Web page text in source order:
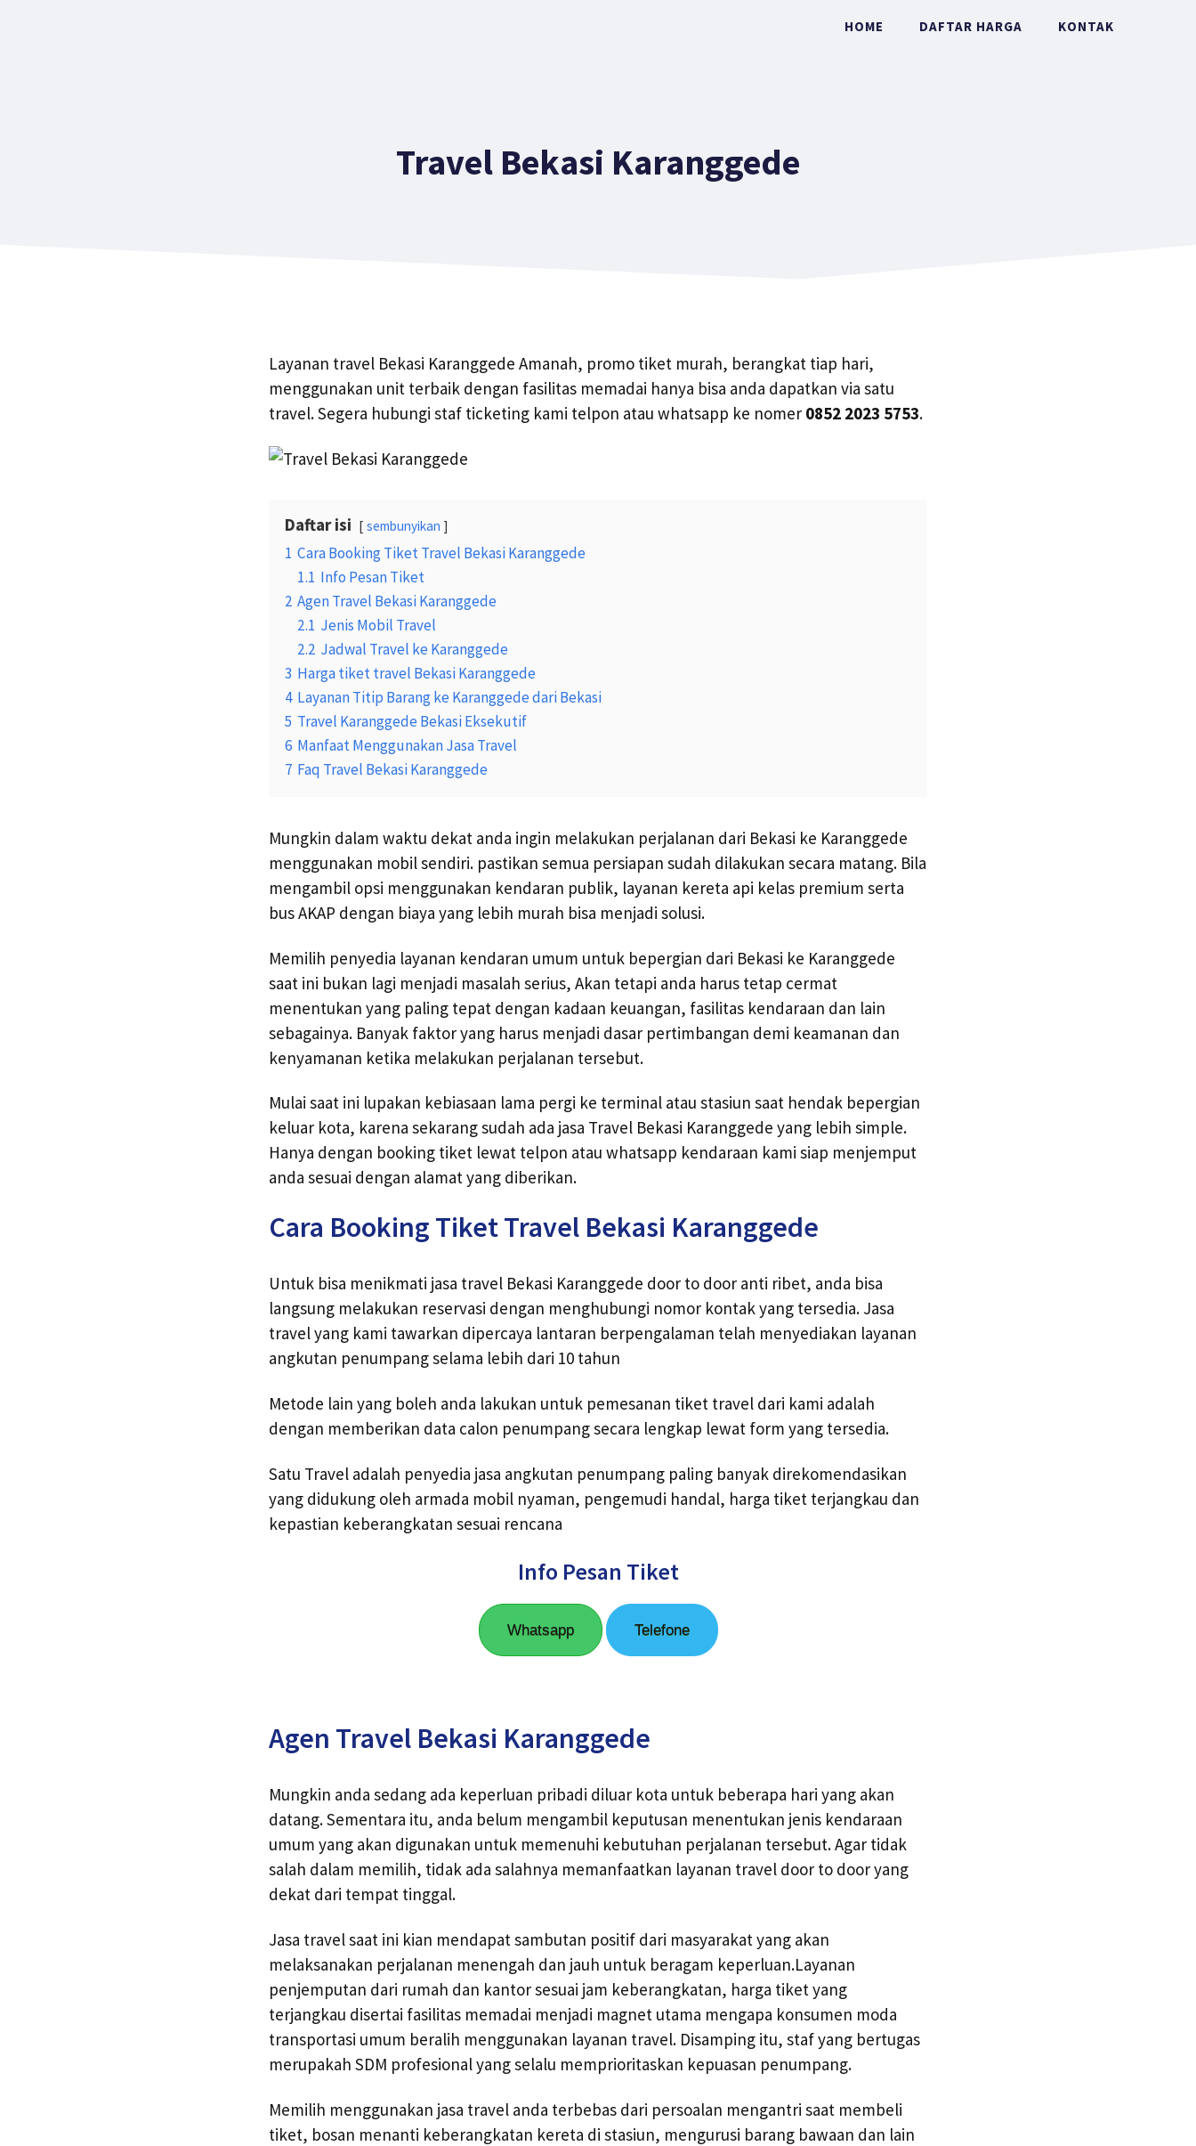
HOME DAFTAR HARGA KONTAK
Travel Bekasi Karanggede
Layanan travel Bekasi Karanggede Amanah, promo tiket murah, berangkat tiap hari,
menggunakan unit terbaik dengan fasilitas memadai hanya bisa anda dapatkan via satu
travel. Segera hubungi staf ticketing kami telpon atau whatsapp ke nomer 0852 2023 5753.
Daftar isi sembunyikan
1 Cara Booking Tiket Travel Bekasi Karanggede
1.1 Info Pesan Tiket
2 Agen Travel Bekasi Karanggede
2.1 Jenis Mobil Travel
2.2 Jadwal Travel ke Karanggede
3 Harga tiket travel Bekasi Karanggede
4 Layanan Titip Barang ke Karanggede dari Bekasi
5 Travel Karanggede Bekasi Eksekutif
6 Manfaat Menggunakan Jasa Travel
7 Faq Travel Bekasi Karanggede
Mungkin dalam waktu dekat anda ingin melakukan perjalanan dari Bekasi ke Karanggede
menggunakan mobil sendiri. pastikan semua persiapan sudah dilakukan secara matang. Bila
mengambil opsi menggunakan kendaran publik, layanan kereta api kelas premium serta
bus AKAP dengan biaya yang lebih murah bisa menjadi solusi.
Memilih penyedia layanan kendaran umum untuk bepergian dari Bekasi ke Karanggede
saat ini bukan lagi menjadi masalah serius, Akan tetapi anda harus tetap cermat
menentukan yang paling tepat dengan kadaan keuangan, fasilitas kendaraan dan lain
sebagainya. Banyak faktor yang harus menjadi dasar pertimbangan demi keamanan dan
kenyamanan ketika melakukan perjalanan tersebut.
Mulai saat ini lupakan kebiasaan lama pergi ke terminal atau stasiun saat hendak bepergian
keluar kota, karena sekarang sudah ada jasa Travel Bekasi Karanggede yang lebih simple.
Hanya dengan booking tiket lewat telpon atau whatsapp kendaraan kami siap menjemput
anda sesuai dengan alamat yang diberikan.
Cara Booking Tiket Travel Bekasi Karanggede
Untuk bisa menikmati jasa travel Bekasi Karanggede door to door anti ribet, anda bisa
langsung melakukan reservasi dengan menghubungi nomor kontak yang tersedia. Jasa
travel yang kami tawarkan dipercaya lantaran berpengalaman telah menyediakan layanan
angkutan penumpang selama lebih dari 10 tahun
Metode lain yang boleh anda lakukan untuk pemesanan tiket travel dari kami adalah
dengan memberikan data calon penumpang secara lengkap lewat form yang tersedia.
Satu Travel adalah penyedia jasa angkutan penumpang paling banyak direkomendasikan
yang didukung oleh armada mobil nyaman, pengemudi handal, harga tiket terjangkau dan
kepastian keberangkatan sesuai rencana
Info Pesan Tiket
Whatsapp Telefone
Agen Travel Bekasi Karanggede
Mungkin anda sedang ada keperluan pribadi diluar kota untuk beberapa hari yang akan
datang. Sementara itu, anda belum mengambil keputusan menentukan jenis kendaraan
umum yang akan digunakan untuk memenuhi kebutuhan perjalanan tersebut. Agar tidak
salah dalam memilih, tidak ada salahnya memanfaatkan layanan travel door to door yang
dekat dari tempat tinggal.
Jasa travel saat ini kian mendapat sambutan positif dari masyarakat yang akan
melaksanakan perjalanan menengah dan jauh untuk beragam keperluan.Layanan
penjemputan dari rumah dan kantor sesuai jam keberangkatan, harga tiket yang
terjangkau disertai fasilitas memadai menjadi magnet utama mengapa konsumen moda
transportasi umum beralih menggunakan layanan travel. Disamping itu, staf yang bertugas
merupakah SDM profesional yang selalu memprioritaskan kepuasan penumpang.
Memilih menggunakan jasa travel anda terbebas dari persoalan mengantri saat membeli
tiket, bosan menanti keberangkatan kereta di stasiun, mengurusi barang bawaan dan lain